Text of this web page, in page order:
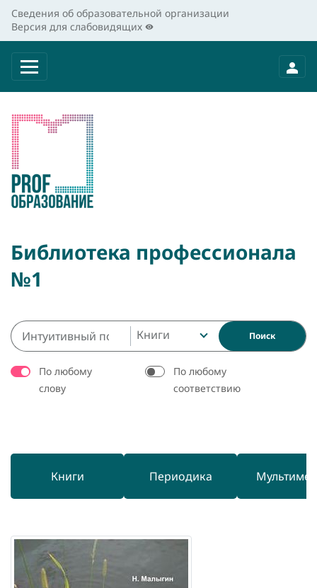
Сведения об образовательной организации
Версия для слабовидящих
Библиотека профессионала
№1
Книги Поиск
По любому
слову
По любому
соответствию
Книги Периодика